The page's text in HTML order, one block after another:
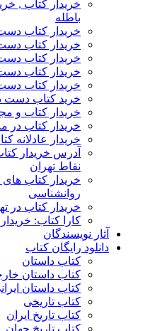
خریدار کتاب ,
باطله
خریدار کتاب
خریدار کتاب
خریدار کتاب
خریدار کتاب
خریدار کتاب
خرید کتاب دست
خریدار کتاب و
خریدار کتاب در
خریدار عادلانه
آدرس خریدار
نقاط تهران
خریدار کتاب های
روانشناسی
خریدار کتاب در
کارا کتاب:
آثار نویسندگان
دانلود رایگان کتاب
کتاب داستان
کتاب داستان
کتاب داستان
کتاب تاریخی
کتاب تاریخ ایران